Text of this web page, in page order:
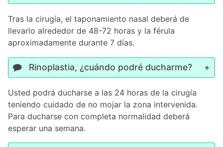
Tras la cirugía, el taponamiento nasal deberá de
llevarlo alrededor de 48-72 horas y la férula
aproximadamente durante 7 días.
Rinoplastia, ¿cuándo podré ducharme?
Usted podrá ducharse a las 24 horas de la cirugía
teniendo cuidado de no mojar la zona intervenida.
Para ducharse con completa normalidad deberá
esperar una semana.